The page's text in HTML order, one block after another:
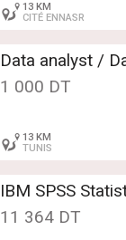
13 KM
CITÉ ENNASR
Data analyst /
1 000 DT
13 KM
TUNIS
IBM SPSS
11 364 DT